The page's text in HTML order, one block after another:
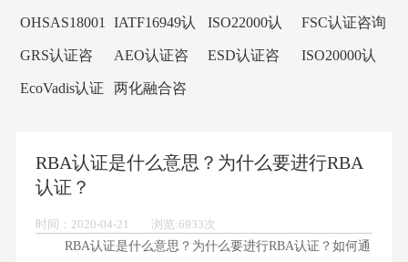
询
咨询
询
证咨询
OHSAS18001
认证咨询
IATF16949认
证咨询
ISO22000认
证咨询
FSC认证咨询
GRS认证咨
询
AEO认证咨
询
ESD认证咨
ISO20000认
EcoVadis认证
两化融合咨
RBA认证是什么意思？为什么要进行RBA
认证？
时间：2020-04-21 浏览:6933次
RBA认证是什么意思？为什么要进行RBA认证？如何通